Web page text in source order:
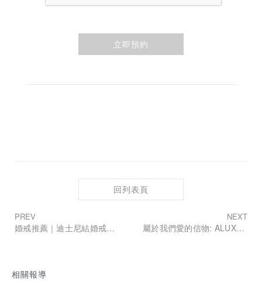
立即預約
PREV
婚戒推薦｜迪士尼結婚戒指新亮相！帶妳逛 ALUXE 亞立詩台中門市
NEXT
屬於我們愛的信物: ALUXE 亞立詩 Disney 公主婚戒系列婚戒
回列表頁
相關報導